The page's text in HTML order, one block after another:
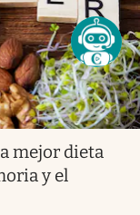
mejor dieta
y el